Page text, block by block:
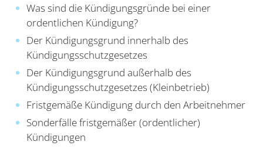
Was sind die Kündigungsgründe bei einer
ordentlichen Kündigung?
Der Kündigungsgrund innerhalb des
Kündigungsschutzgesetzes
Der Kündigungsgrund außerhalb des
Kündigungsschutzgesetzes (Kleinbetrieb)
Fristgemäße Kündigung durch den Arbeitnehmer
Sonderfälle fristgemäßer (ordentlicher)
Kündigungen